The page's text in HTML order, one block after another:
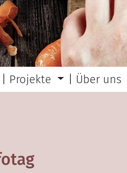
Projekte Über uns